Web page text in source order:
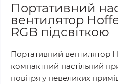
Портативний
вентилятор
RGB підсвіткою
Портативний вентилятор
компактний настільний
повітря у невеликих